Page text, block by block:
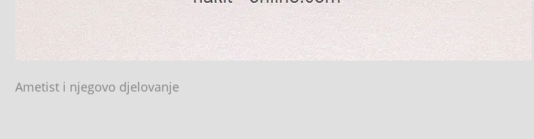
Ametist i njegovo djelovanje